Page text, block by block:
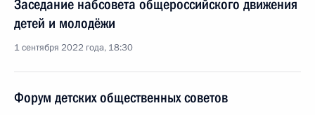
Заседание набсовета общероссийского движения
детей и молодёжи
1 сентября 2022 года, 18:30
Форум детских общественных советов